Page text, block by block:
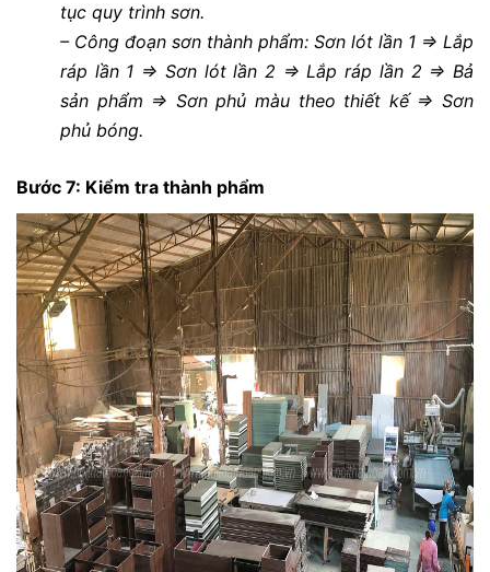
tục quy trình sơn.
– Công đoạn sơn thành phẩm: Sơn lót lần 1 => Lắp
ráp lần 1 => Sơn lót lần 2 => Lắp ráp lần 2 => Bả
sản phẩm => Sơn phủ màu theo thiết kế => Sơn
phủ bóng.
Bước 7: Kiểm tra thành phẩm